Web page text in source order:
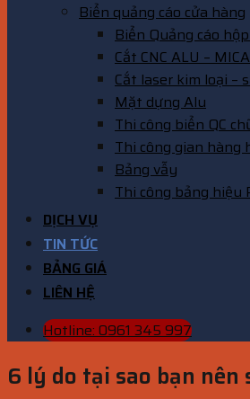
Biển quảng cáo cửa hàng
Biển Quảng cáo
Cắt CNC ALU –
Cắt laser kim loại –
Mặt dựng Alu
Thi công biển QC
Thi công gian hàng
Bảng vẫy
Thi công bảng hiệu
DỊCH VỤ
TIN TỨC
BẢNG GIÁ
LIÊN HỆ
Hotline: 0961 345 997
6 lý do tại sao bạn nên